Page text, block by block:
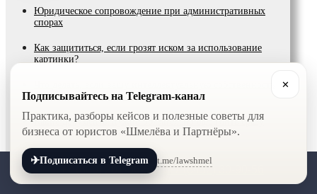
Юридическое сопровождение при административных
спорах
Как защититься, если грозят иском за использование
картинки?
используют без разрешения?
Какие документы нужно обязательно оформить сразу
после открытия бизнеса?
Проблемы, споры, возникающие при торговле с Китаем
Зачем бизнесу необходимо юридическое сопровождение?
✕
Подписывайтесь на Telegram-канал
Практика, разборы кейсов и полезные советы для
бизнеса от юристов «Шмелёва и Партнёры».
✈Подписаться в Telegram t.me/lawshmel
+7 (800) 201-56-52 +7 (8452) 30-90-56